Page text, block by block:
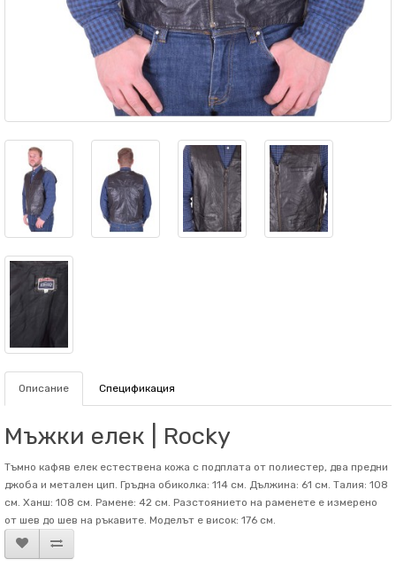
Описание Спецификация
Мъжки елек | Rocky
Тъмно кафяв елек естествена кожа с подплата от полиестер, два предни
джоба и метален цип. Гръдна обиколка: 114 см. Дължина: 61 см. Талия: 108
см. Ханш: 108 см. Рамене: 42 см. Разстоянието на раменете е измерено
от шев до шев на ръкавите. Mоделът е висок: 176 см.